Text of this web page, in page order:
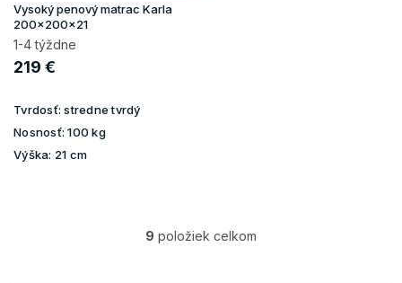
Vysoký penový matrac Karla
200x200x21
1-4 týždne
219 €
Tvrdosť: stredne tvrdý
Nosnosť: 100 kg
Výška: 21 cm
O
9 položiek celkom